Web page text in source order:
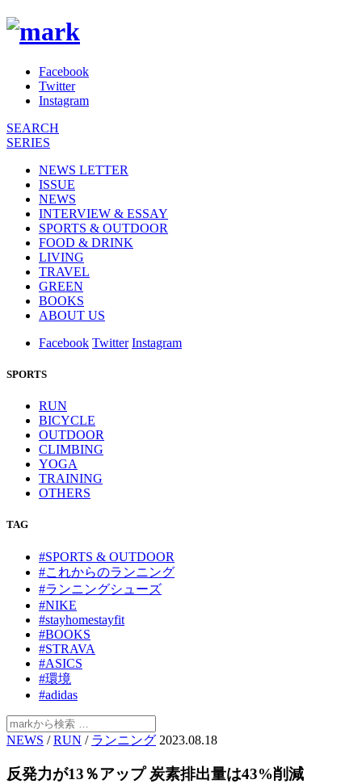
Facebook
Twitter
Instagram
SEARCH
SERIES
NEWS LETTER
ISSUE
NEWS
INTERVIEW & ESSAY
SPORTS & OUTDOOR
FOOD & DRINK
LIVING
TRAVEL
GREEN
BOOKS
ABOUT US
Facebook Twitter Instagram
SPORTS
RUN
BICYCLE
OUTDOOR
CLIMBING
YOGA
TRAINING
OTHERS
TAG
#SPORTS & OUTDOOR
#これからのランニング
#ランニングシューズ
#NIKE
#stayhomestayfit
#BOOKS
#STRAVA
#ASICS
#環境
#adidas
NEWS /RUN / ランニング 2023.08.18
反発力が13％アップ 炭素排出量は43%削減